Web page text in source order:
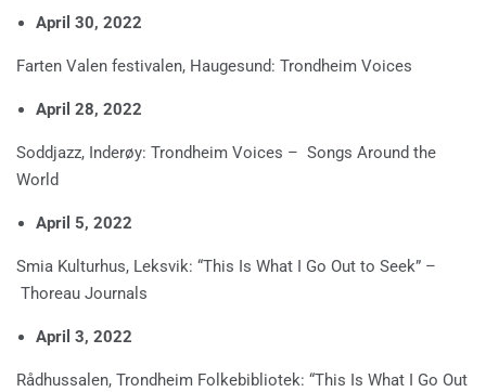
April 30, 2022
Farten Valen festivalen, Haugesund: Trondheim Voices
April 28, 2022
Soddjazz, Inderøy: Trondheim Voices – Songs Around the
World
April 5, 2022
Smia Kulturhus, Leksvik: “This Is What I Go Out to Seek” –
Thoreau Journals
April 3, 2022
Rådhussalen, Trondheim Folkebibliotek: “This Is What I Go Out